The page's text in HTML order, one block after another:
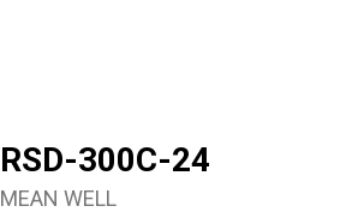
RSD-300С-24
MEAN WELL